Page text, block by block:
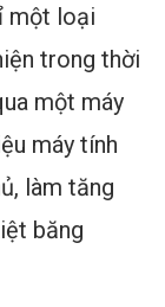
một loại
trong thời
một máy
máy tính
làm tăng
băng